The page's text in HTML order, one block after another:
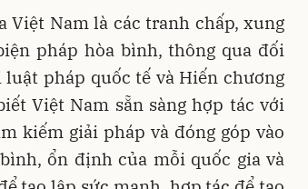
Việt Nam là các tranh chấp, xung
pháp hòa bình, thông qua đối
pháp quốc tế và Hiến chương
Việt Nam sẵn sàng hợp tác với
kiếm giải pháp và đóng góp vào
ổn định của mỗi quốc gia và